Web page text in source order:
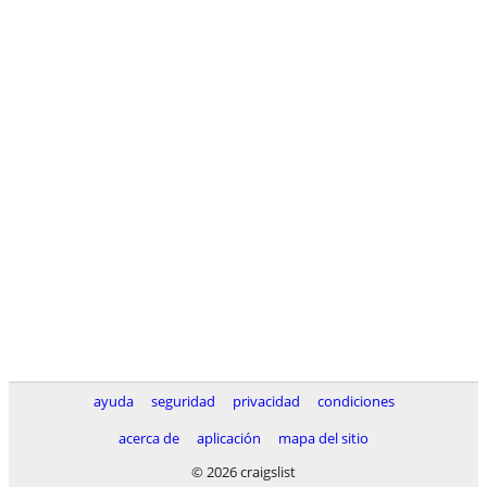
ayuda seguridad privacidad
condiciones
acerca de
aplicación
mapa del sitio
© 2026 craigslist